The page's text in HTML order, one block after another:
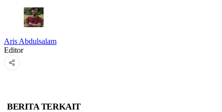
Aris Abdulsalam
Editor
BERITA TERKAIT